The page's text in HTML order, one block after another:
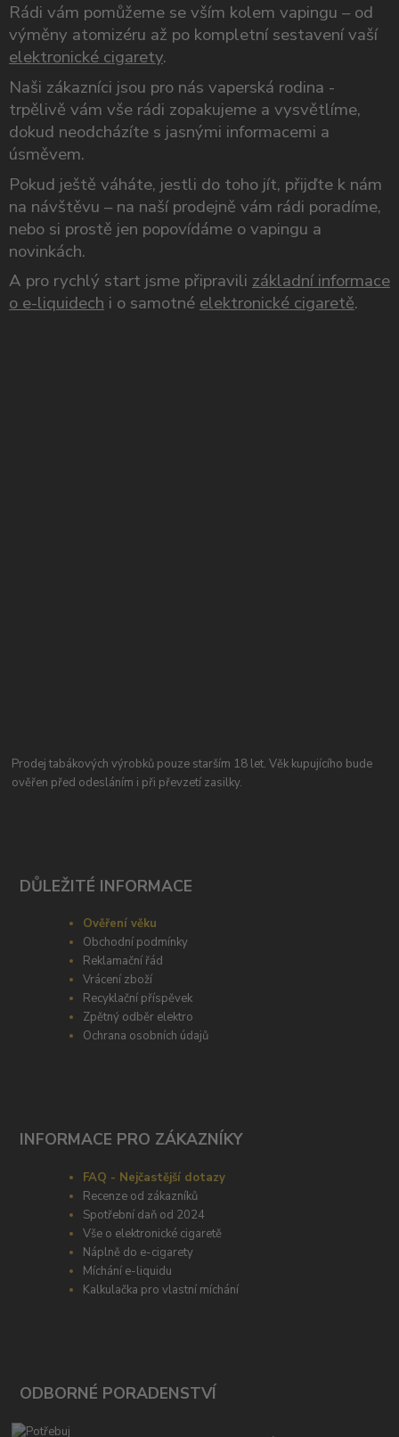
Rádi vám pomůžeme se vším kolem vapingu – od
výměny atomizéru až po kompletní sestavení vaší
elektronické cigarety.
Naši zákazníci jsou pro nás vaperská rodina -
trpělivě vám vše rádi zopakujeme a vysvětlíme,
dokud neodcházíte s jasnými informacemi a
úsměvem.
Pokud ještě váháte, jestli do toho jít, přijďte k nám
na návštěvu – na naší prodejně vám rádi poradíme,
nebo si prostě jen popovídáme o vapingu a
novinkách.
A pro rychlý start jsme připravili základní informace
o e-liquidech i o samotnéelektronické cigaretě.
Prodej tabákových výrobků pouze starším 18 let. Věk kupujícího bude
ověřen před odesláním i při převzetí zasilky.
DŮLEŽITÉ INFORMACE
Ověření věku
Obchodní podmínky
Reklamační řád
Vrácení zboží
Recyklační příspěvek
Zpětný odběr elektro
Ochrana osobních údajů
INFORMACE PRO ZÁKAZNÍKY
FAQ - Nejčastější dotazy
Recenze od zákazníků
Spotřební daň od 2024
Vše o elektronické cigaretě
Náplně do e-cigarety
Míchání e-liquidu
Kalkulačka pro vlastní míchání
ODBORNÉ PORADENSTVÍ